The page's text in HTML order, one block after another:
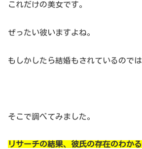
これだけの美女です。
ぜったい彼いますよね。
もしかしたら結婚もされているのでは
そこで調べてみました。
リサーチの結果、彼氏の存在のわか